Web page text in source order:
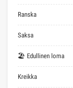
Ranska
Saksa
🏖 Edullinen loma
Kreikka